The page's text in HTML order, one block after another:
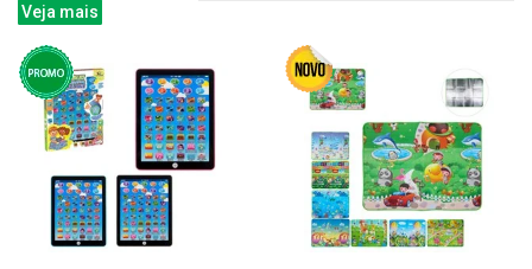
Veja mais